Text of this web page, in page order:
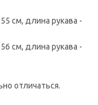
см, длина рукава -
см, длина рукава -
отличаться.